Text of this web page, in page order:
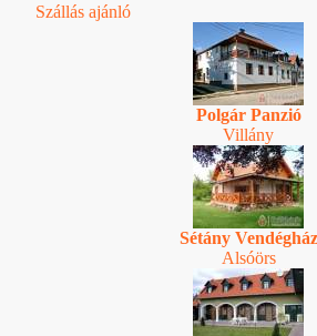
Szállás ajánló
Polgár Panzió
Villány
Sétány Vendégház
Alsóörs